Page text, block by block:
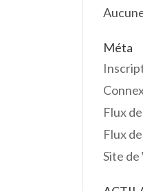
Méta
Flux
Flux
Site